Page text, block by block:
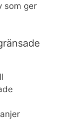
som ger